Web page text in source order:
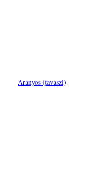
Aranyos (tavaszi)